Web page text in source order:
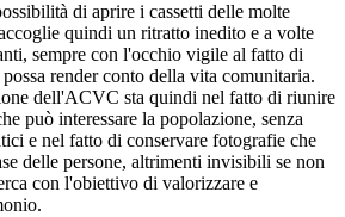
di aprire i cassetti delle molte
quindi un ritratto inedito e a volte
sempre con l'occhio vigile al fatto di
render conto della vita comunitaria.
dell'ACVC sta quindi nel fatto di riunire
può interessare la popolazione, senza
e nel fatto di conservare fotografie che
delle persone, altrimenti invisibili se non
con l'obiettivo di valorizzare e